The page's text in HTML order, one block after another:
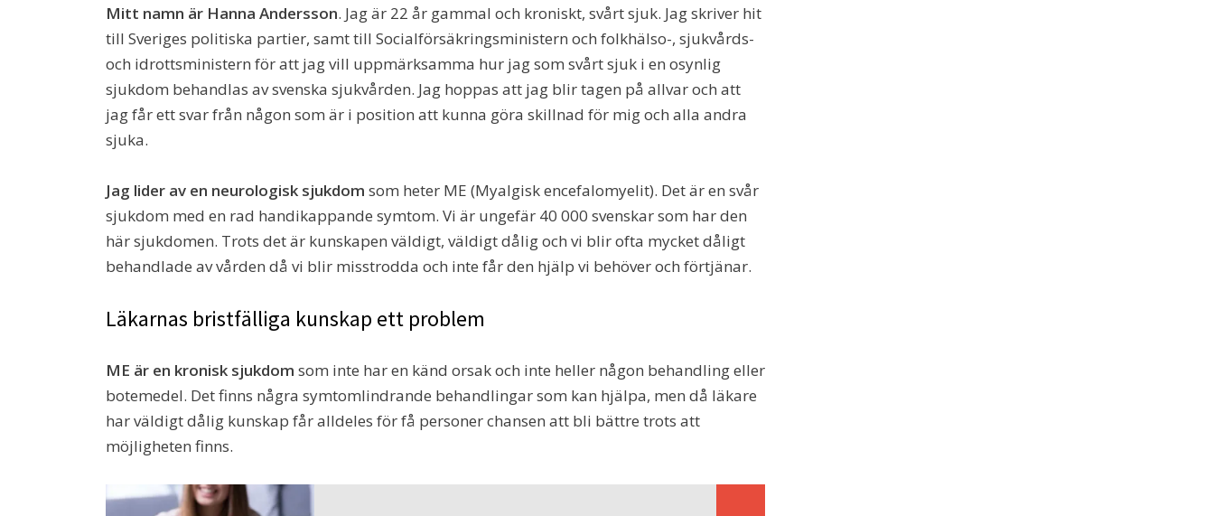
Mitt namn är Hanna Andersson. Jag är 22 år gammal och kroniskt, svårt sjuk. Jag skriver hit
till Sveriges politiska partier, samt till Socialförsäkringsministern och folkhälso-, sjukvårds-
och idrottsministern för att jag vill uppmärksamma hur jag som svårt sjuk i en osynlig
sjukdom behandlas av svenska sjukvården. Jag hoppas att jag blir tagen på allvar och att
jag får ett svar från någon som är i position att kunna göra skillnad för mig och alla andra
sjuka.
Jag lider av en neurologisk sjukdom som heter ME (Myalgisk encefalomyelit). Det är en svår
sjukdom med en rad handikappande symtom. Vi är ungefär 40 000 svenskar som har den
här sjukdomen. Trots det är kunskapen väldigt, väldigt dålig och vi blir ofta mycket dåligt
behandlade av vården då vi blir misstrodda och inte får den hjälp vi behöver och förtjänar.
Läkarnas bristfälliga kunskap ett problem
ME är en kronisk sjukdom som inte har en känd orsak och inte heller någon behandling eller
botemedel. Det finns några symtomlindrande behandlingar som kan hjälpa, men då läkare
har väldigt dålig kunskap får alldeles för få personer chansen att bli bättre trots att
möjligheten finns.